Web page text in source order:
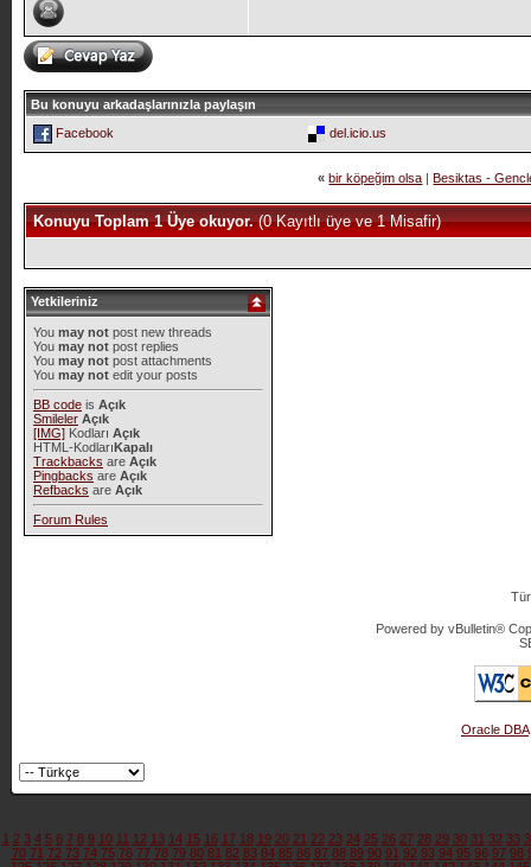
Bu konuyu arkadaşlarınızla paylaşın
Facebook
del.icio.us
« bir köpeğim olsa |Besiktas -
Konuyu Toplam 1 Üye okuyor.(0 Kayıtlı üye ve 1 Misafir)
Yetkileriniz
You may notpost new threads
You may notpost replies
You may notpost attachments
You may notedit your posts
BB codeis Açık
Smileler Açık
[IMG]Kodları Açık
HTML-KodlarıKapalı
Trackbacks are Açık
Pingbacks are Açık
Refbacks are Açık
Forum Rules
Powered by vBulletin®
Oracle DBA
1 2 3 4 5 6 7 8 9 10 11 12 13 14 15 16 17 18 19 20 21 22 23 24 25 26 27 28 29 30 31 32 33
70 71 72 73 74 75 76 77 78 79 80 81 82 83 84 85 86 87 88 89 90 91 92 93 94 95 96 97 98